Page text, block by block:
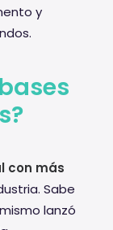
y
con más
Sabe
lanzó